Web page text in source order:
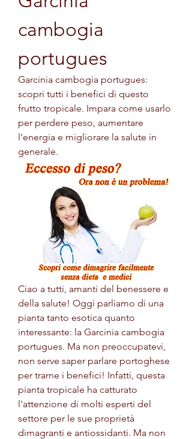
cambogia
portugues
Garcinia cambogia portugues:
scopri tutti i benefici di questo
frutto tropicale. Impara come usarlo
per perdere peso, aumentare
l'energia e migliorare la salute in
generale.
Ciao a tutti, amanti del benessere e
della salute! Oggi parliamo di una
pianta tanto esotica quanto
interessante: la Garcinia cambogia
portugues. Ma non preoccupatevi,
non serve saper parlare portoghese
per trarne i benefici! Infatti, questa
pianta tropicale ha catturato
l'attenzione di molti esperti del
settore per le sue proprietà
dimagranti e antiossidanti. Ma non